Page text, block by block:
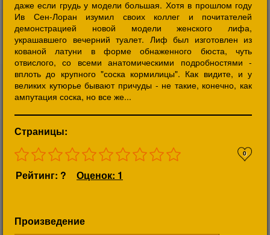
даже если грудь у модели большая. Хотя в прошлом году
Ив Сен-Лоран изумил своих коллег и почитателей
демонстрацией новой модели женского лифа,
украшавшего вечерний туалет. Лиф был изготовлен из
кованой латуни в форме обнаженного бюста, чуть
отвислого, со всеми анатомическими подробностями -
вплоть до крупного "соска кормилицы". Как видите, и у
великих кутюрье бывают причуды - не такие, конечно, как
ампутация соска, но все же...
Страницы:
0
Рейтинг: ? Оценок: 1
Произведение